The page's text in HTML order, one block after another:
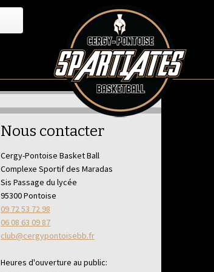
Nous contacter
Cergy-Pontoise Basket Ball
Complexe Sportif des Maradas
Sis Passage du lycée
95300 Pontoise
09 72 53 72 98
06 08 63 09 87
club@cergypontoisebb.fr
Heures d'ouverture au public: